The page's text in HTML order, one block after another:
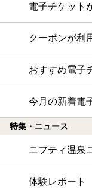
電子チケット
クーポンが利
おすすめ電子
今月の新着電
特集・ニュース
ニフティ温泉
体験レポート